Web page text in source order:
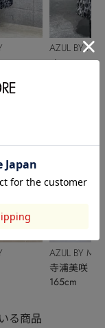
AZUL BY
aina
AZUL BY
寺浦美咲
165cm
る商品